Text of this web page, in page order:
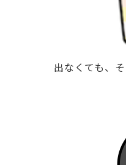
出なくても、